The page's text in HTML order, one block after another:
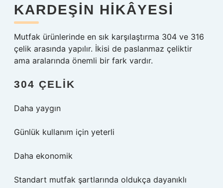
KARDEŞIN HIKÂYESI
Mutfak ürünlerinde en sık karşılaştırma 304 ve 316
çelik arasında yapılır. İkisi de paslanmaz çeliktir
ama aralarında önemli bir fark vardır.
304 ÇELIK
Daha yaygın
Günlük kullanım için yeterli
Daha ekonomik
Standart mutfak şartlarında oldukça dayanıklı